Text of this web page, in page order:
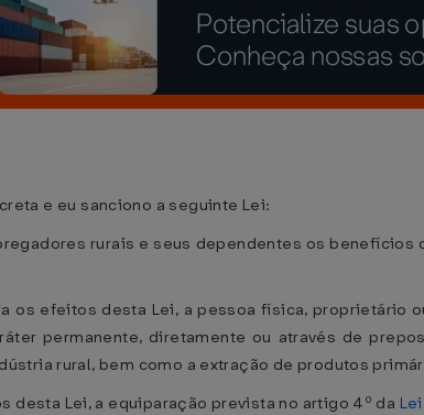
e eu sanciono a seguinte Lei:
rurais e seus dependentes os
os efeitos desta Lei, a pessoa física, proprietário
permanente, diretamente ou através de
rural, bem como a extração de produtos
desta Lei, a equiparação prevista no artigo 4º da